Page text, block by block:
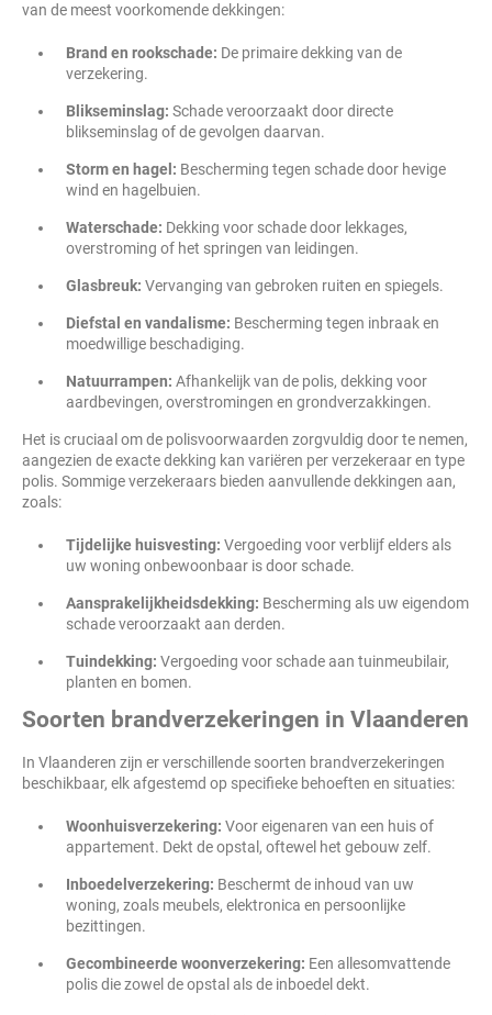
van de meest voorkomende dekkingen:
Brand en rookschade: De primaire dekking van de
verzekering.
Blikseminslag: Schade veroorzaakt door directe
blikseminslag of de gevolgen daarvan.
Storm en hagel: Bescherming tegen schade door hevige
wind en hagelbuien.
Waterschade: Dekking voor schade door lekkages,
overstroming of het springen van leidingen.
Glasbreuk: Vervanging van gebroken ruiten en spiegels.
Diefstal en vandalisme: Bescherming tegen inbraak en
moedwillige beschadiging.
Natuurrampen: Afhankelijk van de polis, dekking voor
aardbevingen, overstromingen en grondverzakkingen.
Het is cruciaal om de polisvoorwaarden zorgvuldig door te nemen,
aangezien de exacte dekking kan variëren per verzekeraar en type
polis. Sommige verzekeraars bieden aanvullende dekkingen aan,
zoals:
Tijdelijke huisvesting: Vergoeding voor verblijf elders als
uw woning onbewoonbaar is door schade.
Aansprakelijkheidsdekking: Bescherming als uw eigendom
schade veroorzaakt aan derden.
Tuindekking: Vergoeding voor schade aan tuinmeubilair,
planten en bomen.
Soorten brandverzekeringen in Vlaanderen
In Vlaanderen zijn er verschillende soorten brandverzekeringen
beschikbaar, elk afgestemd op specifieke behoeften en situaties:
Woonhuisverzekering: Voor eigenaren van een huis of
appartement. Dekt de opstal, oftewel het gebouw zelf.
Inboedelverzekering: Beschermt de inhoud van uw
woning, zoals meubels, elektronica en persoonlijke
bezittingen.
Gecombineerde woonverzekering: Een allesomvattende
polis die zowel de opstal als de inboedel dekt.